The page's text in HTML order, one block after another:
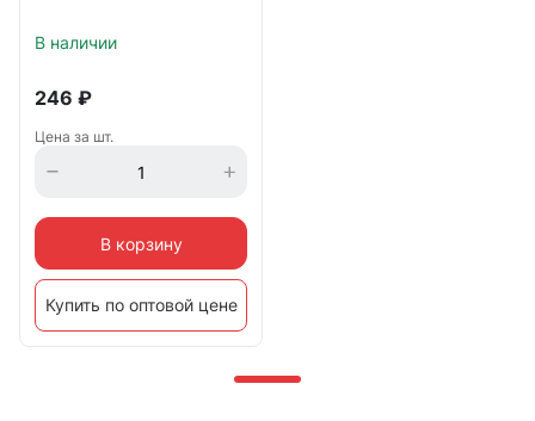
В наличии
246 ₽
Цена за шт.
В корзину
Купить по оптовой цене